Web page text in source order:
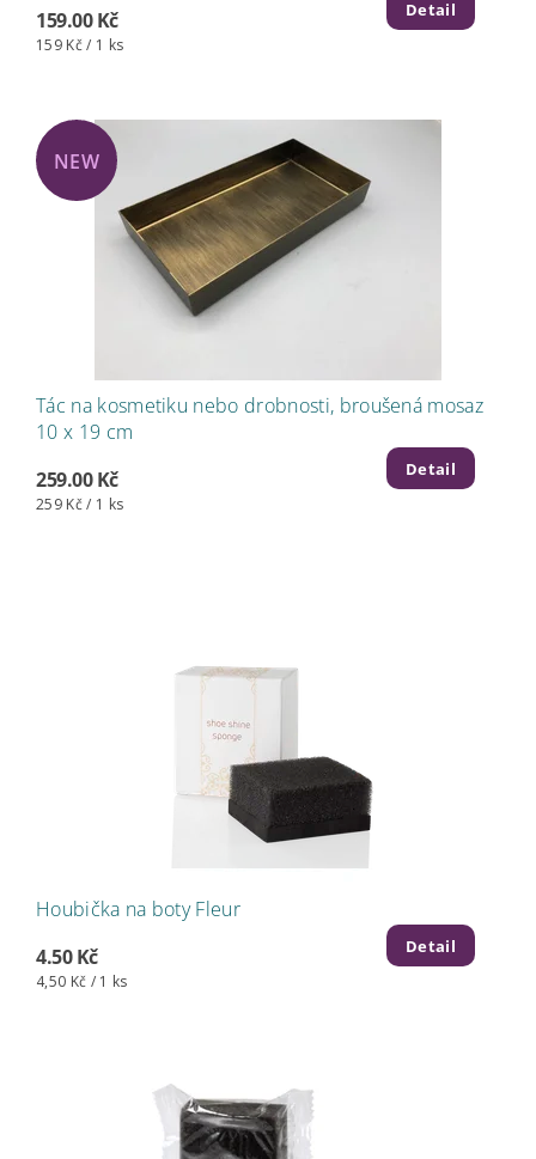
159.00 Kč
159 Kč / 1 ks
Detail
NEW
Tác na kosmetiku nebo drobnosti, broušená mosaz
10 x 19 cm
259.00 Kč
259 Kč / 1 ks
Detail
Houbička na boty Fleur
4.50 Kč
4,50 Kč / 1 ks
Detail